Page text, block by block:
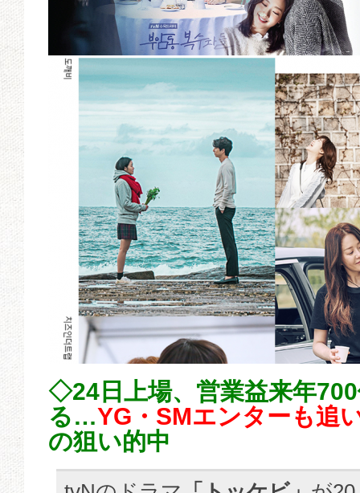
◇24日上場、営業益来年
る…YG・SMエンターも追
の狙い的中